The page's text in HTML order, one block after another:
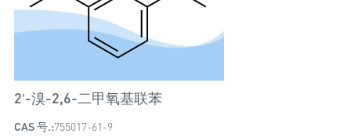
2′-溴-2,6-二甲氧基联苯
CAS 号.:755017-61-9